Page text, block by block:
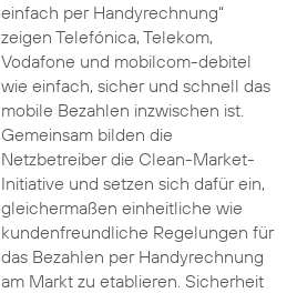
einfach per Handyrechnung“
zeigen Telefónica, Telekom,
Vodafone und mobilcom-debitel
wie einfach, sicher und schnell das
mobile Bezahlen inzwischen ist.
Gemeinsam bilden die
Netzbetreiber die Clean-Market-
Initiative und setzen sich dafür ein,
gleichermaßen einheitliche wie
kundenfreundliche Regelungen für
das Bezahlen per Handyrechnung
am Markt zu etablieren. Sicherheit